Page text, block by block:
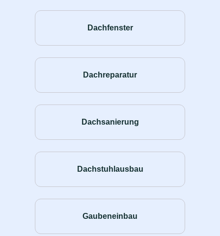
Dachfenster
Dachreparatur
Dachsanierung
Dachstuhlausbau
Gaubeneinbau